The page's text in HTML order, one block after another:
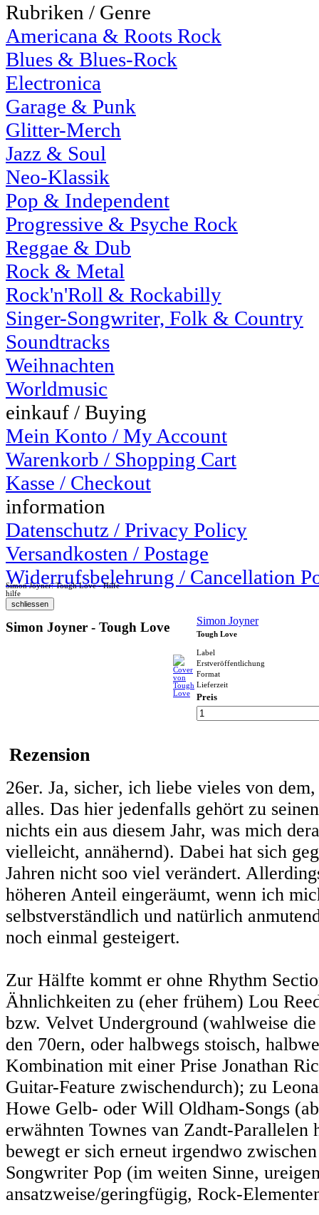
Rubriken / Genre
Americana & Roots Rock
Blues & Blues-Rock
Electronica
Garage & Punk
Glitter-Merch
Jazz & Soul
Neo-Klassik
Pop & Independent
Progressive & Psyche Rock
Reggae & Dub
Rock & Metal
Rock'n'Roll & Rockabilly
Singer-Songwriter, Folk & Country
Soundtracks
Weihnachten
Worldmusic
einkauf / Buying
Mein Konto / My Account
Warenkorb / Shopping Cart
Kasse / Checkout
information
Datenschutz / Privacy Policy
Versandkosten / Postage
Widerrufsbelehrung / Cancellation
Simon Joyner: Tough Love - Hilfe
hilfe
Simon Joyner - Tough Love Simon Joyner
Tough Love
Label
Erstveröffentlichung
Format
Lieferzeit
Preis
Rezension
26er. Ja, sicher, ich liebe vieles von
alles. Das hier jedenfalls gehört zu
nichts ein aus diesem Jahr, was mich
vielleicht, annähernd). Dabei hat sich
Jahren nicht soo viel verändert.
höheren Anteil eingeräumt, wenn ich
selbstverständlich und natürlich
noch einmal gesteigert.
Zur Hälfte kommt er ohne Rhythm
Ähnlichkeiten zu (eher frühem) Lou
bzw. Velvet Underground (wahlweise
den 70ern, oder halbwegs stoisch,
Kombination mit einer Prise Jonathan
Guitar-Feature zwischendurch); zu
Howe Gelb- oder Will Oldham-Songs
erwähnten Townes van Zandt-
bewegt er sich erneut irgendwo
Songwriter Pop (im weiten Sinne,
ansatzweise/geringfügig, Rock-